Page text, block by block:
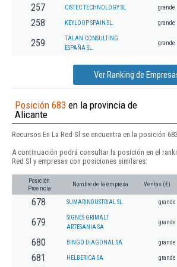
257 CISTEC TECHNOLOGY SL grande
258 KEYLOOP SPAIN SL. grande
259
TALAN CONSULTING
ESPAÑA SL.
grande
Ver Ranking de
Posición 683 en la provincia de
Alicante
Recursos En La Red Sl se encuentra en la posición
A continuación podrá consultar la posición en el
Red Sl y empresas con posiciones similares:
Posición
Provincia
Nombre de la empresa Ventas (€)
678 SUMARINDUSTRIAL SL. grande
679
SIGNES GRIMALT
ARTESANIA SA
grande
680 BINGO DIAGONAL SA grande
681 HELBERICA SA grande